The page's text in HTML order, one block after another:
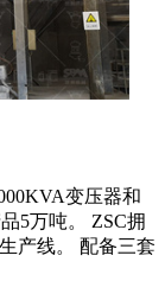
变压器和
5万吨。 ZSC拥
产线。 配备三套